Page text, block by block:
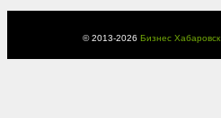
© 2013-2026 Бизнес Хабаровск